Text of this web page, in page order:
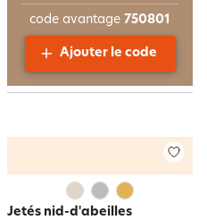
Jetés nid-d'abeilles
code avantage 750801
Ajouter le code